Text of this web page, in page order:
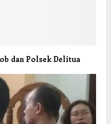
dan Polsek Delitua